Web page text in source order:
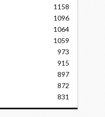
1158
1096
1064
1059
973
915
897
872
831